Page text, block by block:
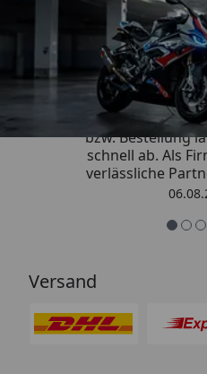
„Die
bzw. Bestellung
schnell ab. Als Firma braucht man
verlässliche
ich hier
Versand